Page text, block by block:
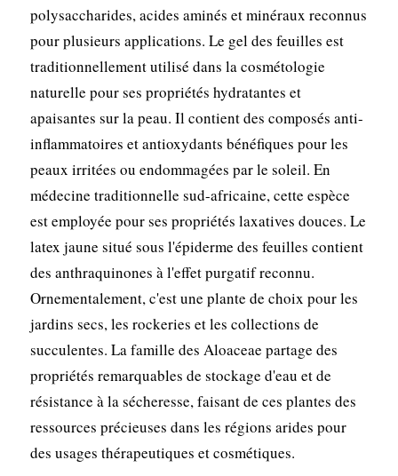
polysaccharides, acides aminés et minéraux reconnus
pour plusieurs applications. Le gel des feuilles est
traditionnellement utilisé dans la cosmétologie
naturelle pour ses propriétés hydratantes et
apaisantes sur la peau. Il contient des composés anti-
inflammatoires et antioxydants bénéfiques pour les
peaux irritées ou endommagées par le soleil. En
médecine traditionnelle sud-africaine, cette espèce
est employée pour ses propriétés laxatives douces. Le
latex jaune situé sous l'épiderme des feuilles contient
des anthraquinones à l'effet purgatif reconnu.
Ornementalement, c'est une plante de choix pour les
jardins secs, les rockeries et les collections de
succulentes. La famille des Aloaceae partage des
propriétés remarquables de stockage d'eau et de
résistance à la sécheresse, faisant de ces plantes des
ressources précieuses dans les régions arides pour
des usages thérapeutiques et cosmétiques.